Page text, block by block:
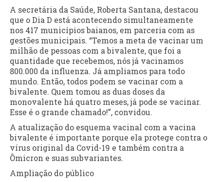
A secretária da Saúde, Roberta Santana, destacou
que o Dia D está acontecendo simultaneamente
nos 417 municípios baianos, em parceria com as
gestões municipais. “Temos a meta de vacinar um
milhão de pessoas com a bivalente, que foi a
quantidade que recebemos, nós já vacinamos
800.000 da influenza. Já ampliamos para todo
mundo. Então, todos podem se vacinar com a
bivalente. Quem tomou as duas doses da
monovalente há quatro meses, já pode se vacinar.
Esse é o grande chamado!”, convidou.
A atualização do esquema vacinal com a vacina
bivalente é importante porque ela protege contra o
vírus original da Covid-19 e também contra a
Ômicron e suas subvariantes.
Ampliação do público